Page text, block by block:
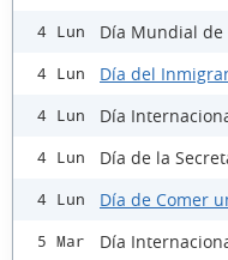
4 Lun Día Mundial de
4 Lun Día del
4 Lun Día
4 Lun Día de la
4 Lun Día de Comer
5 Mar Día